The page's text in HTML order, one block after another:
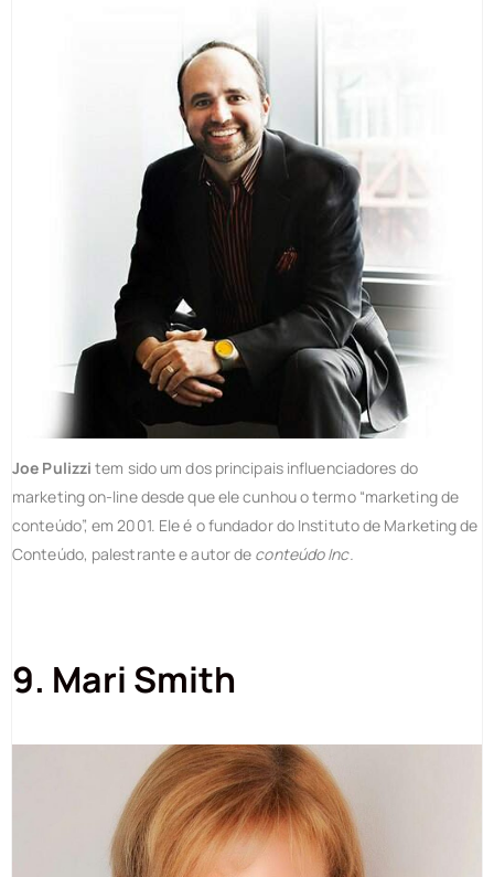
Joe Pulizzi tem sido um dos principais influenciadores do
marketing on-line desde que ele cunhou o termo “marketing de
conteúdo”, em 2001. Ele é o fundador do Instituto de Marketing de
Conteúdo, palestrante e autor de conteúdo Inc.
9. Mari Smith